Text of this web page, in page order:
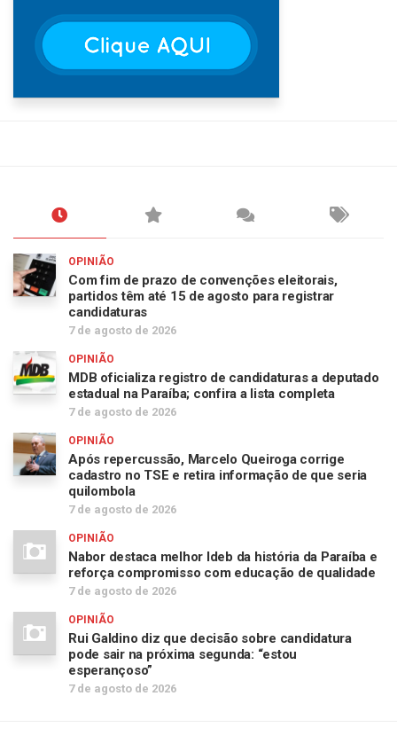
OPINIÃO
Com fim de prazo de convenções eleitorais,
partidos têm até 15 de agosto para registrar
candidaturas
7 de agosto de 2026
OPINIÃO
MDB oficializa registro de candidaturas a deputado
estadual na Paraíba; confira a lista completa
7 de agosto de 2026
OPINIÃO
Após repercussão, Marcelo Queiroga corrige
cadastro no TSE e retira informação de que seria
quilombola
7 de agosto de 2026
OPINIÃO
Nabor destaca melhor Ideb da história da Paraíba e
reforça compromisso com educação de qualidade
7 de agosto de 2026
OPINIÃO
Rui Galdino diz que decisão sobre candidatura
pode sair na próxima segunda: “estou
esperançoso”
7 de agosto de 2026